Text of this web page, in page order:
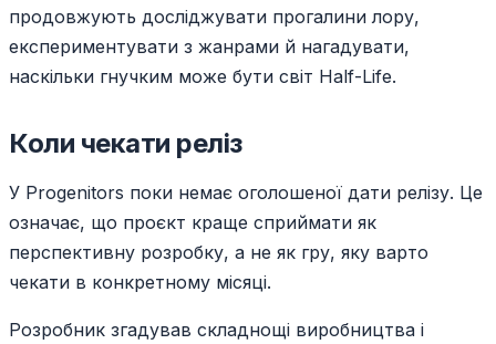
продовжують досліджувати прогалини лору,
експериментувати з жанрами й нагадувати,
наскільки гнучким може бути світ Half-Life.
Коли чекати реліз
У Progenitors поки немає оголошеної дати релізу. Це
означає, що проєкт краще сприймати як
перспективну розробку, а не як гру, яку варто
чекати в конкретному місяці.
Розробник згадував складнощі виробництва і